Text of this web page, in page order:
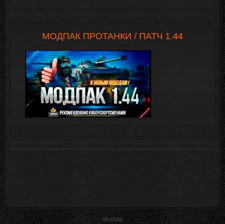
МОДПАК ПРОТАНКИ / ПАТЧ 1.44
wp темы